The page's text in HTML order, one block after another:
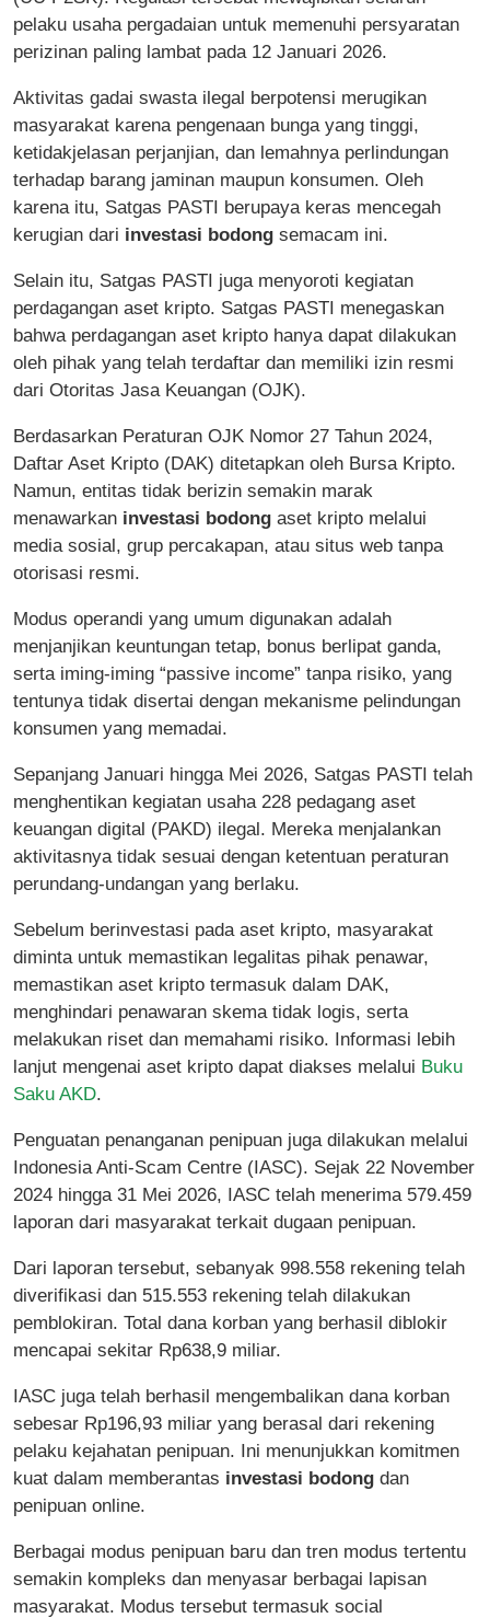
pelaku usaha pergadaian untuk memenuhi persyaratan
perizinan paling lambat pada 12 Januari 2026.
Aktivitas gadai swasta ilegal berpotensi merugikan
masyarakat karena pengenaan bunga yang tinggi,
ketidakjelasan perjanjian, dan lemahnya perlindungan
terhadap barang jaminan maupun konsumen. Oleh
karena itu, Satgas PASTI berupaya keras mencegah
kerugian dari investasi bodong semacam ini.
Selain itu, Satgas PASTI juga menyoroti kegiatan
perdagangan aset kripto. Satgas PASTI menegaskan
bahwa perdagangan aset kripto hanya dapat dilakukan
oleh pihak yang telah terdaftar dan memiliki izin resmi
dari Otoritas Jasa Keuangan (OJK).
Berdasarkan Peraturan OJK Nomor 27 Tahun 2024,
Daftar Aset Kripto (DAK) ditetapkan oleh Bursa Kripto.
Namun, entitas tidak berizin semakin marak
menawarkan investasi bodong aset kripto melalui
media sosial, grup percakapan, atau situs web tanpa
otorisasi resmi.
Modus operandi yang umum digunakan adalah
menjanjikan keuntungan tetap, bonus berlipat ganda,
serta iming-iming “passive income” tanpa risiko, yang
tentunya tidak disertai dengan mekanisme pelindungan
konsumen yang memadai.
Sepanjang Januari hingga Mei 2026, Satgas PASTI telah
menghentikan kegiatan usaha 228 pedagang aset
keuangan digital (PAKD) ilegal. Mereka menjalankan
aktivitasnya tidak sesuai dengan ketentuan peraturan
perundang-undangan yang berlaku.
Sebelum berinvestasi pada aset kripto, masyarakat
diminta untuk memastikan legalitas pihak penawar,
memastikan aset kripto termasuk dalam DAK,
menghindari penawaran skema tidak logis, serta
melakukan riset dan memahami risiko. Informasi lebih
lanjut mengenai aset kripto dapat diakses melalui Buku
Saku AKD.
Penguatan penanganan penipuan juga dilakukan melalui
Indonesia Anti-Scam Centre (IASC). Sejak 22 November
2024 hingga 31 Mei 2026, IASC telah menerima 579.459
laporan dari masyarakat terkait dugaan penipuan.
Dari laporan tersebut, sebanyak 998.558 rekening telah
diverifikasi dan 515.553 rekening telah dilakukan
pemblokiran. Total dana korban yang berhasil diblokir
mencapai sekitar Rp638,9 miliar.
IASC juga telah berhasil mengembalikan dana korban
sebesar Rp196,93 miliar yang berasal dari rekening
pelaku kejahatan penipuan. Ini menunjukkan komitmen
kuat dalam memberantas investasi bodong dan
penipuan online.
Berbagai modus penipuan baru dan tren modus tertentu
semakin kompleks dan menyasar berbagai lapisan
masyarakat. Modus tersebut termasuk social